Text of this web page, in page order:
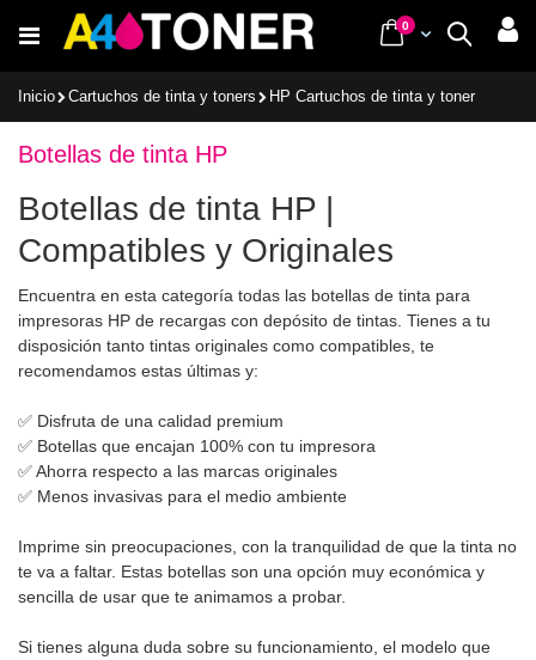
al
Buscar
Cart
0items
Inicio Cartuchos de tinta y toners HP Cartuchos de tinta y toner
Botellas de tinta HP
Botellas de tinta HP |
Compatibles y Originales
Encuentra en esta categoría todas las botellas de tinta para
impresoras HP de recargas con depósito de tintas. Tienes a tu
disposición tanto tintas originales como compatibles, te
recomendamos estas últimas y:
✅ Disfruta de una calidad premium
✅ Botellas que encajan 100% con tu impresora
✅ Ahorra respecto a las marcas originales
✅ Menos invasivas para el medio ambiente
Imprime sin preocupaciones, con la tranquilidad de que la tinta no
te va a faltar. Estas botellas son una opción muy económica y
sencilla de usar que te animamos a probar.
Si tienes alguna duda sobre su funcionamiento, el modelo que